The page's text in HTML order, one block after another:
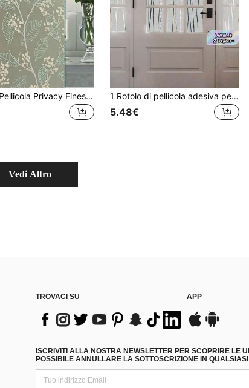
1 Rotolo Pellicola Privacy Finestra Pellicola Finestra Vetrata Satinata Pellicola Per L'isolamento Termico Pellicola Oscurante Adesiva Rimovibile Per Copertura Finestra Bagno Ghiacciata 1 Rotolo di pellicola adesiva per finestre per privacy e protezione dalla luce, effetto opaco, statica per casa e ufficio
5.48€
Vedi Altro
TROVACI SU APP
ISCRIVITI ALLA NOSTRA NEWSLETTER PER SCOPRIRE LE
POSSIBILE ANNULLARE LA SOTTOSCRIZIONE IN